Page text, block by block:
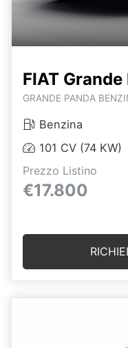
FIAT Grande
GRANDE PANDA
Benzina
101 CV (74 KW)
Prezzo Listino
€17.800